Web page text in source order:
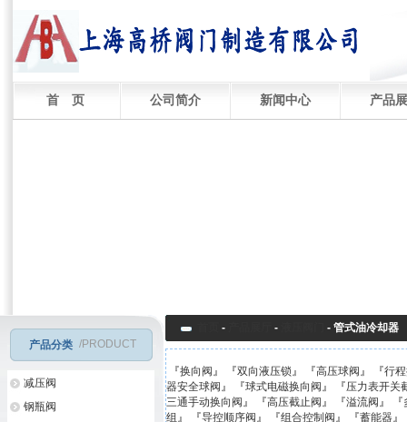
首 页 公司简介 新闻中心 产品
产品分类 /PRODUCT
减压阀
钢瓶阀
- - - 管式油冷却器
『换向阀 』 『双向液压锁』 『高压球阀 』 『行
器安全球阀 』 『球式电磁换向阀 』 『压力表开关
三通手动换向阀 』 『高压截止阀 』 『溢流阀 』 『
组 』 『导控顺序阀 』 『组合控制阀 』 『蓄能器』